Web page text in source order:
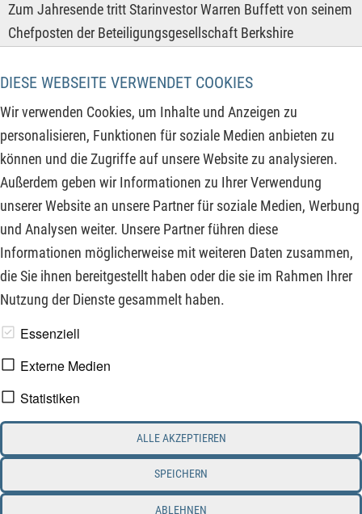
DIESE WEBSEITE VERWENDET COOKIES
Wir verwenden Cookies, um Inhalte und Anzeigen zu
personalisieren, Funktionen für soziale Medien anbieten zu
können und die Zugriffe auf unsere Website zu analysieren.
Außerdem geben wir Informationen zu Ihrer Verwendung
unserer Website an unsere Partner für soziale Medien, Werbung
und Analysen weiter. Unsere Partner führen diese
Informationen möglicherweise mit weiteren Daten zusammen,
die Sie ihnen bereitgestellt haben oder die sie im Rahmen Ihrer
Nutzung der Dienste gesammelt haben.
Essenziell
Externe Medien
Statistiken
ALLE AKZEPTIEREN
SPEICHERN
ABLEHNEN
Zum Jahresende tritt Starinvestor Warren Buffett von seinem
Chefposten der Beteiligungsgesellschaft Berkshire
nach mehreren Jahrzehnten die Führungsrolle als
Vorstandsvorsitzender ab und überträgt 1,3 Milliarden USD
an vier Familienstiftungen als Spende. Sein langjähriger
Stellvertreter Gregory Abel übernimmt nach acht Jahren
Unternehmenszugehörigkeit mit 63 Jahren die Führungsrolle
und 100 % des Vertrauens von Warren Buffett und seiner
Familie.
www.derfinanzinvestor.de - © 2026 - Die Publikation für
Datenschutz
Interessenskonflikt & Risikohinweis
Nutzungsbedingungen